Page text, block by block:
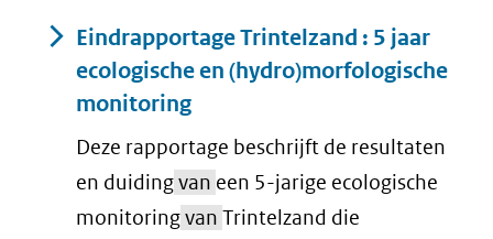
Eindrapportage Trintelzand : 5 jaar
ecologische en (hydro)morfologische
monitoring
Deze rapportage beschrijft de resultaten
en duidingvan een 5-jarige ecologische
monitoringvan Trintelzand die